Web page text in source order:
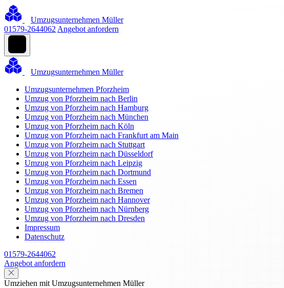
Umzugsunternehmen Müller
01579-2644062 Angebot anfordern
Umzugsunternehmen Müller
Umzugsunternehmen Pforzheim
Umzug von Pforzheim nach Berlin
Umzug von Pforzheim nach Hamburg
Umzug von Pforzheim nach München
Umzug von Pforzheim nach Köln
Umzug von Pforzheim nach Frankfurt am Main
Umzug von Pforzheim nach Stuttgart
Umzug von Pforzheim nach Düsseldorf
Umzug von Pforzheim nach Leipzig
Umzug von Pforzheim nach Dortmund
Umzug von Pforzheim nach Essen
Umzug von Pforzheim nach Bremen
Umzug von Pforzheim nach Hannover
Umzug von Pforzheim nach Nürnberg
Umzug von Pforzheim nach Dresden
Impressum
Datenschutz
01579-2644062
Angebot anfordern
Umziehen mit Umzugsunternehmen Müller